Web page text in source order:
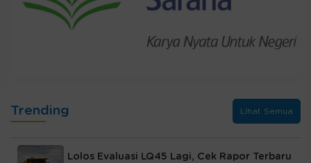
Trending Lihat Semua
Lolos Evaluasi LQ45 Lagi, Cek Rapor Terbaru